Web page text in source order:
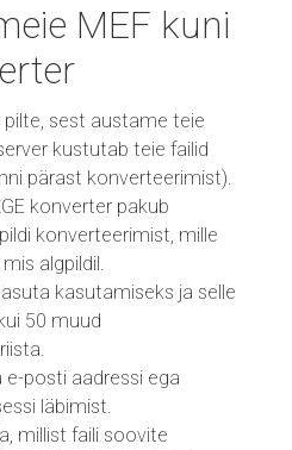
MEF kuni
sest austame teie
kustutab teie failid
pärast konverteerimist).
konverter pakub
konverteerimist, mille
algpildil.
kasutamiseks ja selle
50 muud
e-posti aadressi ega
läbimist.
millist faili soovite